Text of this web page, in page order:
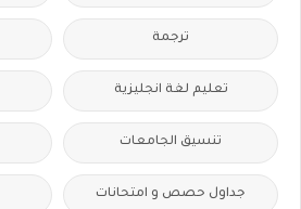
ترجمة
تعليم لغة انجليزية
تنسيق الجامعات
جداول حصص و امتحانات